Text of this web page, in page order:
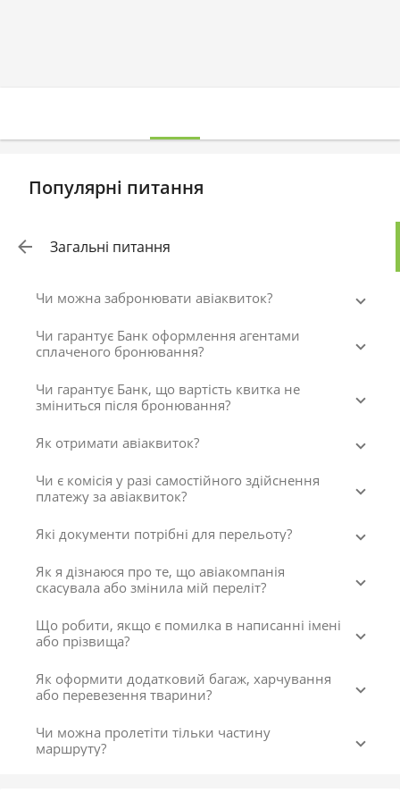
Популярні питання
Загальні питання
Чи можна забронювати авіаквиток?
Чи гарантує Банк оформлення агентами
сплаченого бронювання?
Чи гарантує Банк, що вартість квитка не
зміниться після бронювання?
Як отримати авіаквиток?
Чи є комісія у разі самостійного здійснення
платежу за авіаквиток?
Які документи потрібні для перельоту?
Як я дізнаюся про те, що авіакомпанія
скасувала або змінила мій переліт?
Що робити, якщо є помилка в написанні імені
або прізвища?
Як оформити додатковий багаж, харчування
або перевезення тварини?
Чи можна пролетіти тільки частину
маршруту?